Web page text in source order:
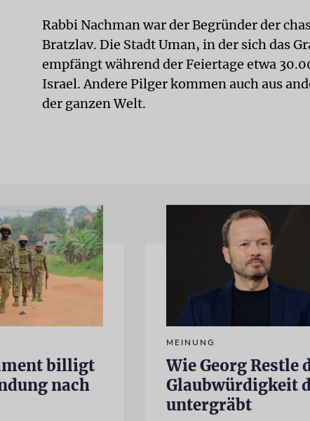
Rabbi Nachman war der Begründer der
Bratzlav. Die Stadt Uman, in der sich das
empfängt während der Feiertage etwa
Israel. Andere Pilger kommen auch aus
der ganzen Welt.
billigt
nach
MEINUNG
Wie Georg Restle
Glaubwürdigkeit
untergräbt